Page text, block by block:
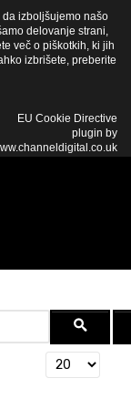
Prikaži #
da izboljšujemo našo
delovanje strani,
več o piškotkih, ki jih
izbrišete, preberite